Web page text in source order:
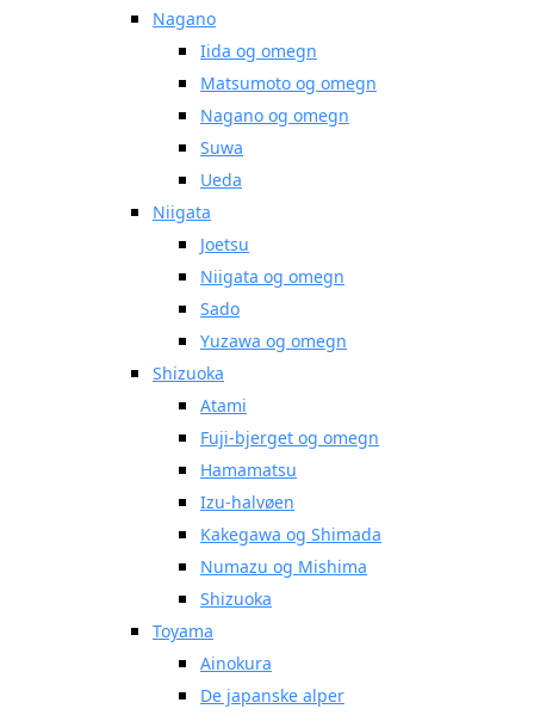
Nagano
Iida og omegn
Matsumoto og omegn
Nagano og omegn
Suwa
Ueda
Niigata
Joetsu
Niigata og omegn
Sado
Yuzawa og omegn
Shizuoka
Atami
Fuji-bjerget og omegn
Hamamatsu
Izu-halvøen
Kakegawa og Shimada
Numazu og Mishima
Shizuoka
Toyama
Ainokura
De japanske alper